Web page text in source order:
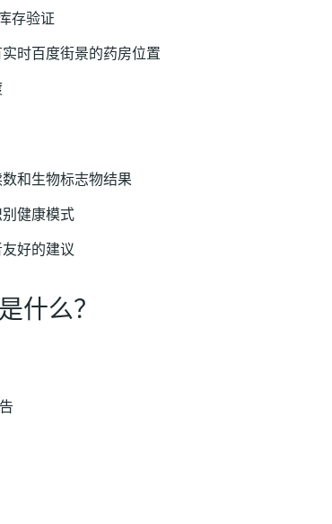
存验证
实时百度街景的药房位置
和生物标志物结果
健康模式
好的建议
什么？